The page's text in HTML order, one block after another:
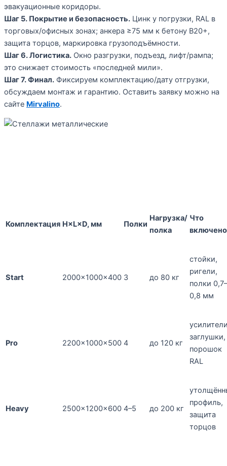
эвакуационные коридоры.
Шаг 5. Покрытие и безопасность. Цинк у погрузки, RAL в
торговых/офисных зонах; анкера ≥75 мм к бетону B20+,
защита торцов, маркировка грузоподъёмности.
Шаг 6. Логистика. Окно разгрузки, подъезд, лифт/рампа;
это снижает стоимость «последней мили».
Шаг 7. Финал. Фиксируем комплектацию/дату отгрузки,
обсуждаем монтаж и гарантию. Оставить заявку можно на
сайте Mirvalino.
Комплектация H×L×D, мм Полки
Нагрузка/
полка
Что
включено
Start 2000×1000×400 3 до 80 кг
стойки,
ригели,
полки 0,7–
0,8 мм
Pro 2200×1000×500 4 до 120 кг
заглушки,
порошок
RAL
Heavy 2500×1200×600 4–5 до 200 кг
профиль,
защита
торцов